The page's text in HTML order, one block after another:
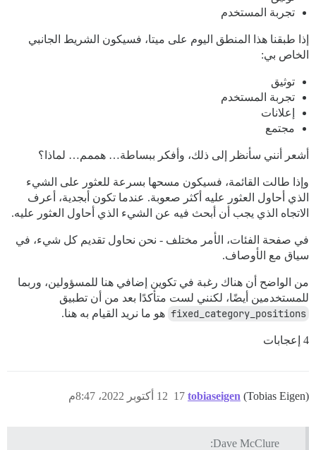
تجربة المستخدم
إذا طبقنا هذا المنطق اليوم على ميتا، فسيكون الشريط الجانبي
الخاص بي:
توثيق
تجربة المستخدم
إعلانات
مجتمع
أشعر أنني سأنظر إلى ذلك، وأفكر ببساطة… هممم… لماذا؟
وإذا طالت القائمة، فسيكون مسحها بسرعة للعثور على الشيء
الذي أحاول العثور عليه أكثر صعوبة. عندما تكون أبجدية، أعرف
الاتجاه الذي يجب أن أبحث فيه عن الشيء الذي أحاول العثور عليه.
في صفحة الفئات، الأمر مختلف - نحن نحاول تقديم كل شيء، في
سياق مع الأوصاف.
من الواضح أن هناك رغبة في تكوين إضافي هنا للمسؤولين، وربما
للمستخدمين أيضًا، لكنني لست متأكدًا بعد من أن تطبيق
fixed_category_positions هو ما نريد القيام به هنا.
4 إعجابات
tobiaseigen (Tobias Eigen) 12 أكتوبر 2022، 8:47م 17
Dave McClure: